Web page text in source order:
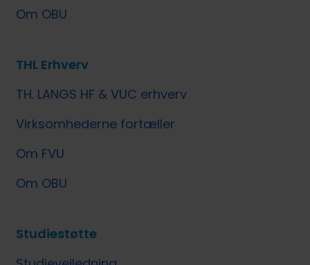
Om OBU
THL Erhverv
TH. LANGS HF & VUC erhverv
Virksomhederne fortæller
Om FVU
Om OBU
Studiestøtte